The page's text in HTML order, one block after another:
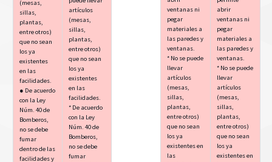
(mesas,
sillas,
plantas,
entre otros)
que no sean
los ya
existentes
en las
facilidades.
● De acuerdo
con la Ley
Núm. 40 de
Bomberos,
no se debe
fumar
dentro de las
facilidades y
artículos
(mesas,
sillas,
plantas,
entre otros)
que no sean
los ya
existentes
en las
facilidades.
* De acuerdo
con la Ley
Núm. 40 de
Bomberos,
no se debe
fumar
ventanas ni
pegar
materiales a
las paredes y
ventanas.
* No se puede
llevar
artículos
(mesas,
sillas,
plantas,
entre otros)
que no sean
los ya
existentes en
las
abrir
ventanas ni
pegar
materiales a
las paredes y
ventanas.
* No se puede
llevar
artículos
(mesas,
sillas,
plantas,
entre otros)
que no sean
los ya
existentes en